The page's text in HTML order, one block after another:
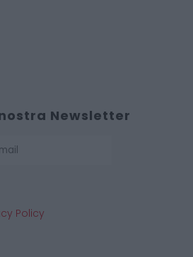
Newsletter
Policy